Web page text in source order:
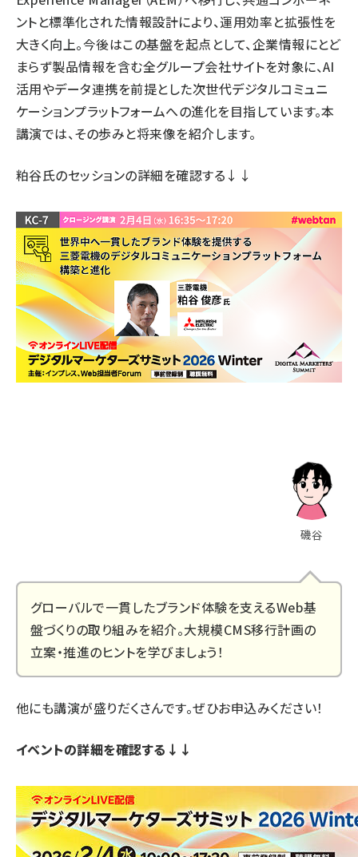
ントと標準化された情報設計により、運用効率と拡張性を
大きく向上。今後はこの基盤を起点として、企業情報にとど
まらず製品情報を含む全グループ会社サイトを対象に、AI
活用やデータ連携を前提とした次世代デジタルコミュニ
ケーションプラットフォームへの進化を目指しています。本
講演では、その歩みと将来像を紹介します。
粕谷氏のセッションの詳細を確認する↓↓
磯谷
グローバルで一貫したブランド体験を支えるWeb基
盤づくりの取り組みを紹介。大規模CMS移行計画の
立案・推進のヒントを学びましょう！
他にも講演が盛りだくさんです。ぜひお申込みください！
イベントの詳細を確認する↓↓